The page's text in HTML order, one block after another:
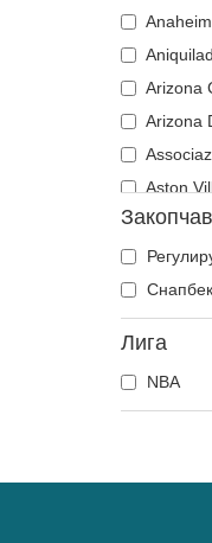
Arizona
Arizona
Aston
Atlanta
Atlanta
Boston
Boston
Boston
Brooklyn
Chicago
Снапбек
Лига
NBA